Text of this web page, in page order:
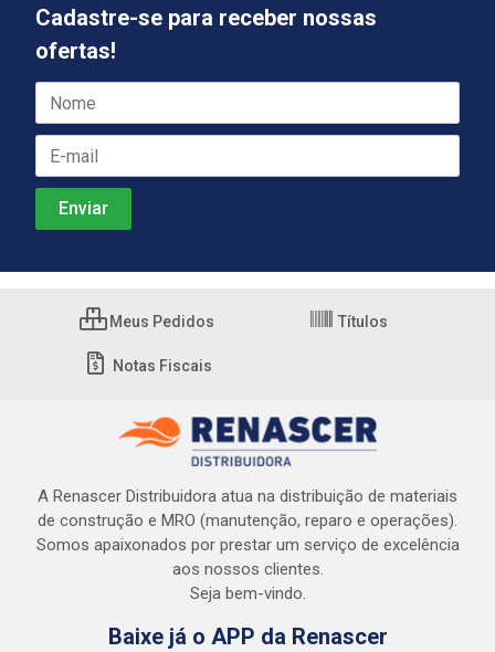
Cadastre-se para receber nossas
ofertas!
Meus Pedidos Títulos
Notas Fiscais
A Renascer Distribuidora atua na distribuição de materiais
de construção e MRO (manutenção, reparo e operações).
Somos apaixonados por prestar um serviço de excelência
aos nossos clientes.
Seja bem-vindo.
Baixe já o APP da Renascer